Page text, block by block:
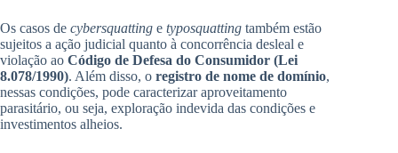
Os casos de cybersquatting e typosquatting também estão
sujeitos a ação judicial quanto à concorrência desleal e
violação ao Código de Defesa do Consumidor (Lei
8.078/1990). Além disso, o registro de nome de domínio,
nessas condições, pode caracterizar aproveitamento
parasitário, ou seja, exploração indevida das condições e
investimentos alheios.